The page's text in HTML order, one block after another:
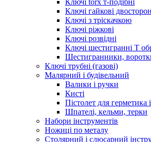
Ключі torx т-подібні
Ключі гайкові
Ключі з тріскачкою
Ключі ріжкові
Ключі розвідні
Ключі шестигранні Т
Шестигранники,
Ключі трубні (газові)
Малярний і будівельний
Валики і ручки
Кисті
Пістолет для герметика
Шпателі, кельми, терки
Набори інструментів
Ножиці по металу
Столярний і слюсарний